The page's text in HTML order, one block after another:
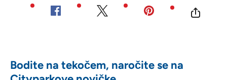
Bodite na tekočem, naročite se na